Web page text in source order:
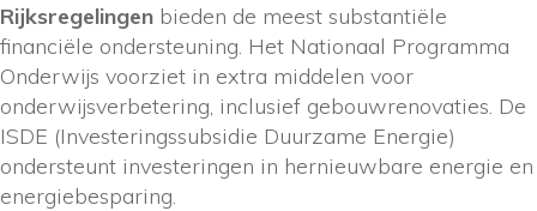
Rijksregelingen bieden de meest substantiële
financiële ondersteuning. Het Nationaal Programma
Onderwijs voorziet in extra middelen voor
onderwijsverbetering, inclusief gebouwrenovaties. De
ISDE (Investeringssubsidie Duurzame Energie)
ondersteunt investeringen in hernieuwbare energie en
energiebesparing.